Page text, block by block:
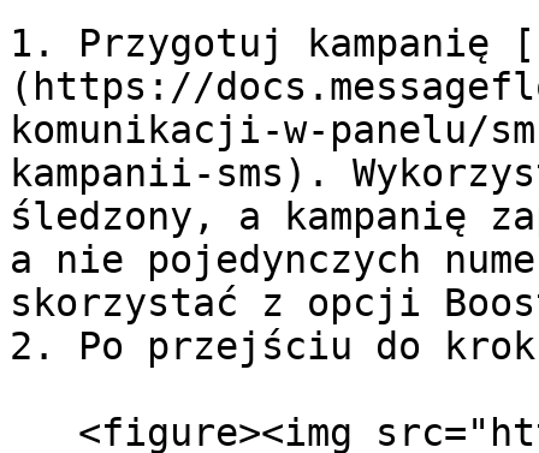
1. Przygotuj
(https://
komunikacji-w-panelu/
kampanii-sms).
śledzony, a kampanię
a nie pojedynczych
skorzystać z opcji
2. Po przejściu do kroku